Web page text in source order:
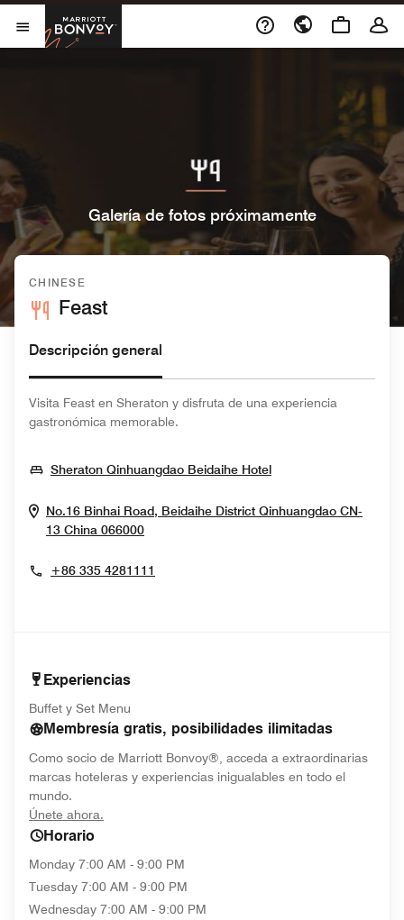
Skip to Content
Abrir el menú
Marriott Bonvoy
Galería de fotos próximamente
CHINESE
Feast
Descripción general
Visita Feast en Sheraton y disfruta de una experiencia
gastronómica memorable.
Sheraton Qinhuangdao Beidaihe HotelOpens In New
No.16 Binhai Road, Beidaihe District Qinhuangdao CN-
13 China 066000Opens In New Window
+86 335 4281111
Experiencias
Buffet y Set Menu
Membresía gratis, posibilidades ilimitadas
Como socio de Marriott Bonvoy®, acceda a extraordinarias
marcas hoteleras y experiencias inigualables en todo el
mundo.
Únete ahora.
Horario
Monday 7:00 AM - 9:00 PM
Tuesday 7:00 AM - 9:00 PM
Wednesday 7:00 AM - 9:00 PM